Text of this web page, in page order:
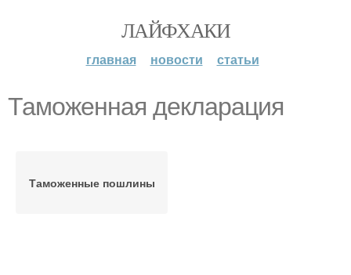
ЛАЙФХАКИ
главная новости статьи
Таможенная декларация
Таможенные пошлины